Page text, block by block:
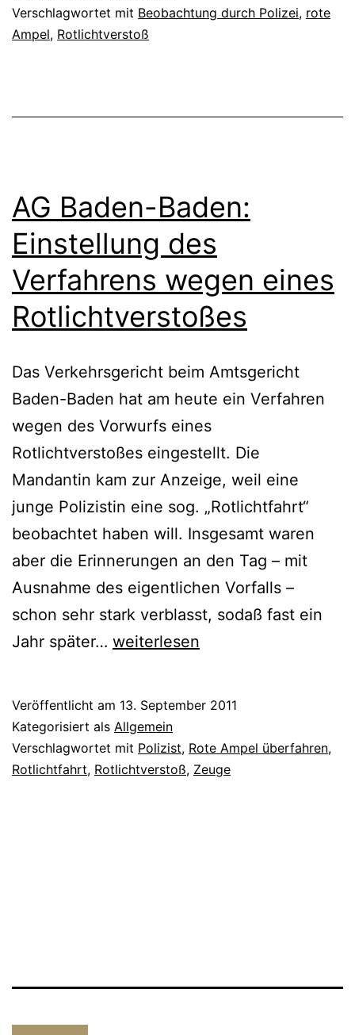
Verschlagwortet mit Beobachtung durch Polizei, rote
Ampel, Rotlichtverstoß
AG Baden-Baden:
Einstellung des
Verfahrens wegen eines
Rotlichtverstoßes
Das Verkehrsgericht beim Amtsgericht
Baden-Baden hat am heute ein Verfahren
wegen des Vorwurfs eines
Rotlichtverstoßes eingestellt. Die
Mandantin kam zur Anzeige, weil eine
junge Polizistin eine sog. „Rotlichtfahrt“
beobachtet haben will. Insgesamt waren
aber die Erinnerungen an den Tag – mit
Ausnahme des eigentlichen Vorfalls –
schon sehr stark verblasst, sodaß fast ein
Jahr später… weiterlesen
Veröffentlicht am 13. September 2011
Kategorisiert als Allgemein
Verschlagwortet mit Polizist, Rote Ampel überfahren,
Rotlichtfahrt, Rotlichtverstoß, Zeuge